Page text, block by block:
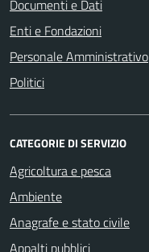
Documenti e Dati
Enti e Fondazioni
Personale Amministrativo
Politici
CATEGORIE DI SERVIZIO
Agricoltura e pesca
Ambiente
Anagrafe e stato civile
Appalti pubblici